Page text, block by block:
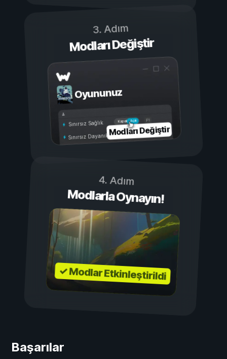
3. Adım
Modları Değiştir
Oyununuz
Açık
Kapalı
Sınırsız Sağlık
Sınırsız DayanıklılıkModları Değiştir
4. Adım
Modlarla Oynayın!
✓ Modlar Etkinleştirildi
Başarılar